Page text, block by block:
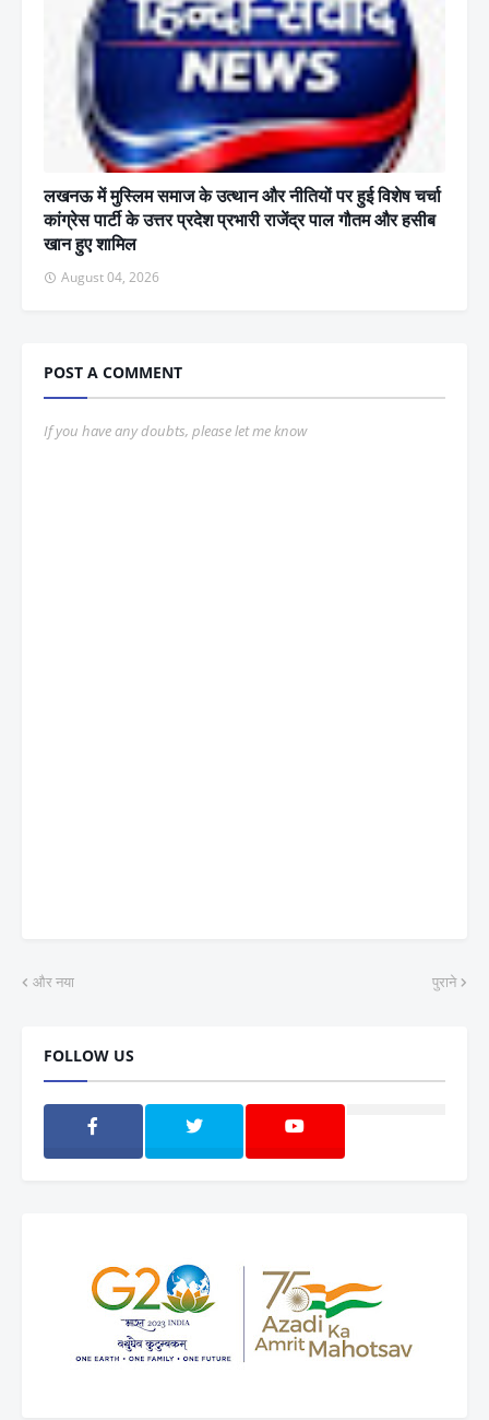
लखनऊ में मुस्लिम समाज के उत्थान और नीतियों पर हुई विशेष चर्चा
कांग्रेस पार्टी के उत्तर प्रदेश प्रभारी राजेंद्र पाल गौतम और हसीब
खान हुए शामिल
August 04, 2026
POST A COMMENT
If you have any doubts, please let me know
और नया पुराने
FOLLOW US